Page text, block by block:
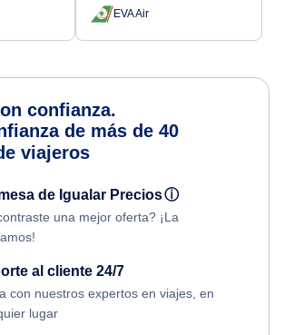
EVA Air
confianza.
de más de 40
viajeros
de Igualar Preciosⓘ
una mejor oferta? ¡La
al cliente 24/7
con nuestros expertos en viajes, en
lugar